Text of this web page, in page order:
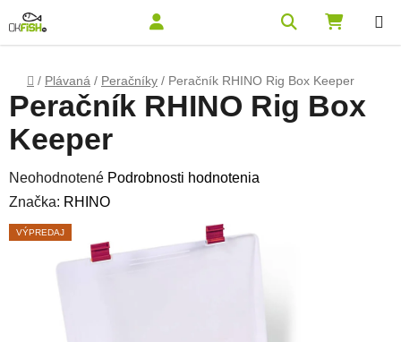
Domov
/ Plávaná / Peračníky / Peračník RHINO Rig Box Keeper
Peračník RHINO Rig Box
Keeper
Priemerné hodnotenie produktu je 0,0 z 5 hviezdičiek.
Neohodnotené Podrobnosti hodnotenia
Značka: RHINO
VÝPREDAJ